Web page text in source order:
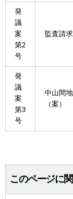
発
議
案
第2
号
監査請
発
議
案
第3
号
中山間
（案）
このページに